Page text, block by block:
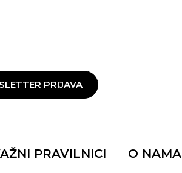
PRIJAVA
PRAVILNICI O NAMA